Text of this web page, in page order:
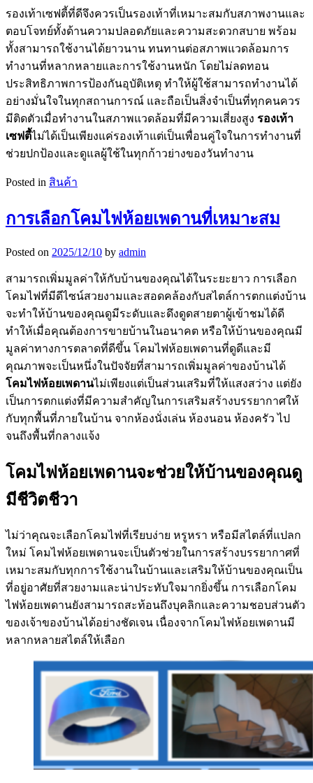
รองเท้าเซฟตี้ที่ดีจึงควรเป็นรองเท้าที่เหมาะสมกับสภาพงานและ
ตอบโจทย์ทั้งด้านความปลอดภัยและความสะดวกสบาย พร้อม
ทั้งสามารถใช้งานได้ยาวนาน ทนทานต่อสภาพแวดล้อมการ
ทำงานที่หลากหลายและการใช้งานหนัก โดยไม่ลดทอน
ประสิทธิภาพการป้องกันอุบัติเหตุ ทำให้ผู้ใช้สามารถทำงานได้
อย่างมั่นใจในทุกสถานการณ์ และถือเป็นสิ่งจำเป็นที่ทุกคนควร
มีติดตัวเมื่อทำงานในสภาพแวดล้อมที่มีความเสี่ยงสูง รองเท้า
เซฟตี้ไม่ได้เป็นเพียงแค่รองเท้าแต่เป็นเพื่อนคู่ใจในการทำงานที่
ช่วยปกป้องและดูแลผู้ใช้ในทุกก้าวย่างของวันทำงาน
Posted in สินค้า
การเลือกโคมไฟห้อยเพดานที่เหมาะสม
Posted on 2025/12/10 by admin
สามารถเพิ่มมูลค่าให้กับบ้านของคุณได้ในระยะยาว การเลือก
โคมไฟที่มีดีไซน์สวยงามและสอดคล้องกับสไตล์การตกแต่งบ้าน
จะทำให้บ้านของคุณดูมีระดับและดึงดูดสายตาผู้เข้าชมได้ดี
ทำให้เมื่อคุณต้องการขายบ้านในอนาคต หรือให้บ้านของคุณมี
มูลค่าทางการตลาดที่ดีขึ้น โคมไฟห้อยเพดานที่ดูดีและมี
คุณภาพจะเป็นหนึ่งในปัจจัยที่สามารถเพิ่มมูลค่าของบ้านได้
โคมไฟห้อยเพดานไม่เพียงแต่เป็นส่วนเสริมที่ให้แสงสว่าง แต่ยัง
เป็นการตกแต่งที่มีความสำคัญในการเสริมสร้างบรรยากาศให้
กับทุกพื้นที่ภายในบ้าน จากห้องนั่งเล่น ห้องนอน ห้องครัว ไป
จนถึงพื้นที่กลางแจ้ง
โคมไฟห้อยเพดานจะช่วยให้บ้านของคุณดู
มีชีวิตชีวา
ไม่ว่าคุณจะเลือกโคมไฟที่เรียบง่าย หรูหรา หรือมีสไตล์ที่แปลก
ใหม่ โคมไฟห้อยเพดานจะเป็นตัวช่วยในการสร้างบรรยากาศที่
เหมาะสมกับทุกการใช้งานในบ้านและเสริมให้บ้านของคุณเป็น
ที่อยู่อาศัยที่สวยงามและน่าประทับใจมากยิ่งขึ้น การเลือกโคม
ไฟห้อยเพดานยังสามารถสะท้อนถึงบุคลิกและความชอบส่วนตัว
ของเจ้าของบ้านได้อย่างชัดเจน เนื่องจากโคมไฟห้อยเพดานมี
หลากหลายสไตล์ให้เลือก